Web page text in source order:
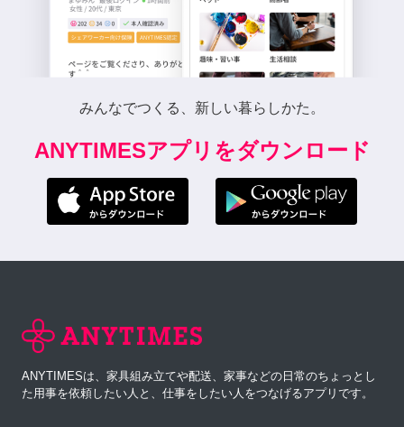
みんなでつくる、新しい暮らしかた。
ANYTIMESアプリをダウンロード
ANYTIMESは、家具組み立てや配送、家事などの日常のちょっとし
た用事を依頼したい人と、仕事をしたい人をつなげるアプリです。